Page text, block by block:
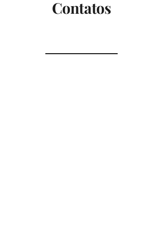
Contatos